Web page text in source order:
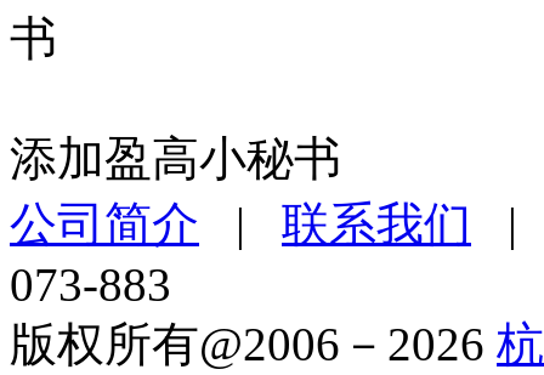
添加盈高小秘书
公司简介 | 联系我们
073-883
版权所有@2006－2026